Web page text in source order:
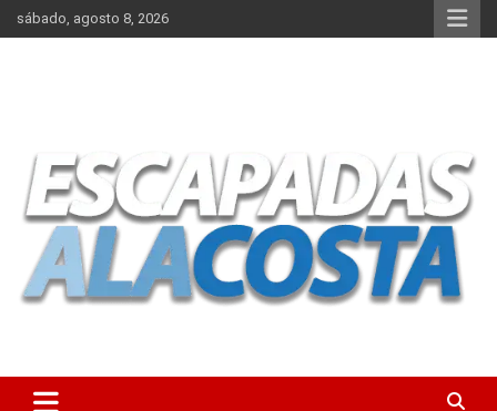
Saltar
al
sábado, agosto 8, 2026
Escapadas a la Costa
para las playas del mundo